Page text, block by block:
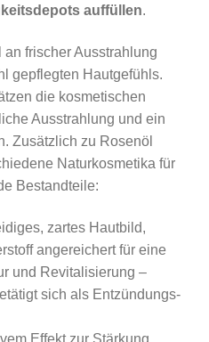
auffüllen.
frischer Ausstrahlung
gepflegten Hautgefühls.
die kosmetischen
Ausstrahlung und ein
Zusätzlich zu Rosenöl
Naturkosmetika für
Bestandteile:
zartes Hautbild,
angereichert für eine
und Revitalisierung –
sich als Entzündungs-
Effekt zur Stärkung